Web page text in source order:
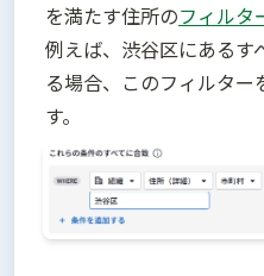
を満たす住所のフィルタ
例えば、渋谷区にあるす
る場合、このフィルタ
す。